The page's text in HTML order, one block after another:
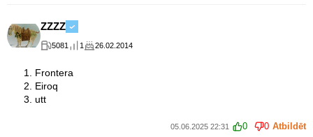
ZZZZ
5081 1 26.02.2014
Frontera
Eiroq
utt
05.06.2025 22:31 0 0 Atbildēt